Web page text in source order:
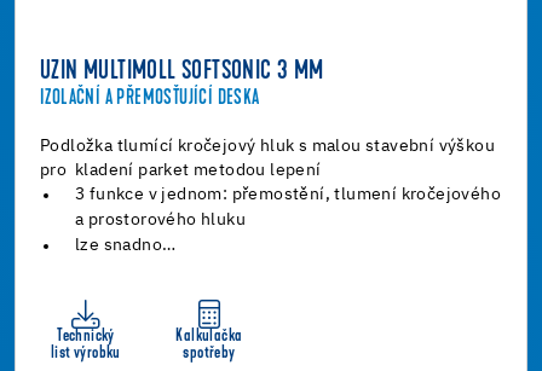
UZIN MULTIMOLL SOFTSONIC 3 MM
IZOLAČNÍ A PŘEMOSŤUJÍCÍ DESKA
Podložka tlumící kročejový hluk s malou stavební výškou
pro kladení parket metodou lepení
3 funkce v jednom: přemostění, tlumení kročejového
a prostorového hluku
lze snadno…
Technický
list výrobku
Kalkulačka
spotřeby